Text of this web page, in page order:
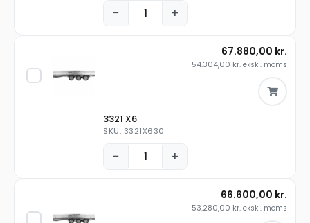
− +
3321 X6
SKU: 3321X630
− +
67.880,00 kr.
54.304,00 kr. ekskl. moms
66.600,00 kr.
53.280,00 kr. ekskl. moms